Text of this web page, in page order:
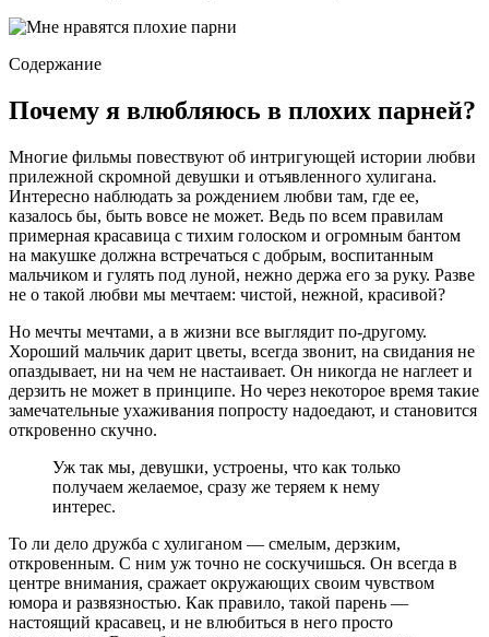
Содержание
Почему я влюбляюсь в плохих парней?
Многие фильмы повествуют об интригующей истории любви
прилежной скромной девушки и отъявленного хулигана.
Интересно наблюдать за рождением любви там, где ее,
казалось бы, быть вовсе не может. Ведь по всем правилам
примерная красавица с тихим голоском и огромным бантом
на макушке должна встречаться с добрым, воспитанным
мальчиком и гулять под луной, нежно держа его за руку. Разве
не о такой любви мы мечтаем: чистой, нежной, красивой?
Но мечты мечтами, а в жизни все выглядит по-другому.
Хороший мальчик дарит цветы, всегда звонит, на свидания не
опаздывает, ни на чем не настаивает. Он никогда не наглеет и
дерзить не может в принципе. Но через некоторое время такие
замечательные ухаживания попросту надоедают, и становится
откровенно скучно.
Уж так мы, девушки, устроены, что как только
получаем желаемое, сразу же теряем к нему
интерес.
То ли дело дружба с хулиганом — смелым, дерзким,
откровенным. С ним уж точно не соскучишься. Он всегда в
центре внимания, сражает окружающих своим чувством
юмора и развязностью. Как правило, такой парень —
настоящий красавец, и не влюбиться в него просто